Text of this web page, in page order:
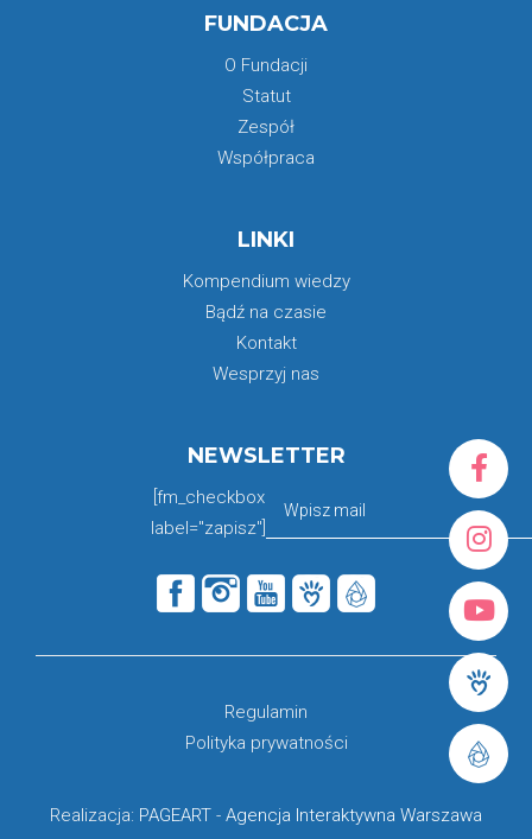
FUNDACJA
O Fundacji
Statut
Zespół
Współpraca
LINKI
Kompendium wiedzy
Bądź na czasie
Kontakt
Wesprzyj nas
NEWSLETTER
[fm_checkbox
label="zapisz"]
Realizacja: PAGEART - Agencja Interaktywna Warszawa
Regulamin
Polityka prywatności